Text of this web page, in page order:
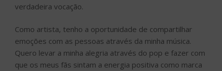
verdadeira vocação.
Como artista, tenho a oportunidade de compartilhar
emoções com as pessoas através da minha música.
Quero levar a minha alegria através do pop e fazer com
que os meus fãs sintam a energia positiva como marca